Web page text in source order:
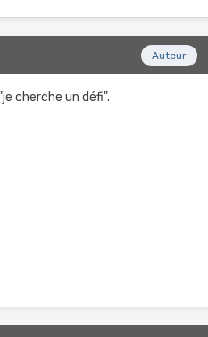
Auteur
cherche un défi".